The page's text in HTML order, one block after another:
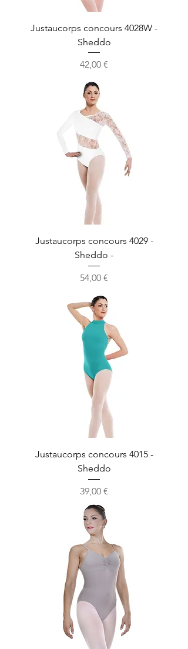
Justaucorps concours 4028W -
Sheddo
Prix
42,00 €
Justaucorps concours 4029 -
Sheddo -
Prix
54,00 €
Justaucorps concours 4015 -
Sheddo
Prix
39,00 €